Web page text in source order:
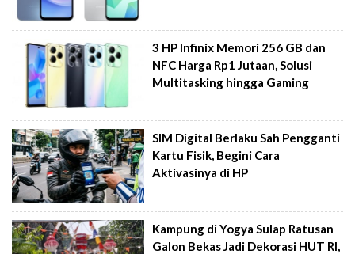
3 HP Infinix Memori 256 GB dan
NFC Harga Rp1 Jutaan, Solusi
Multitasking hingga Gaming
SIM Digital Berlaku Sah Pengganti
Kartu Fisik, Begini Cara
Aktivasinya di HP
Kampung di Yogya Sulap Ratusan
Galon Bekas Jadi Dekorasi HUT RI,